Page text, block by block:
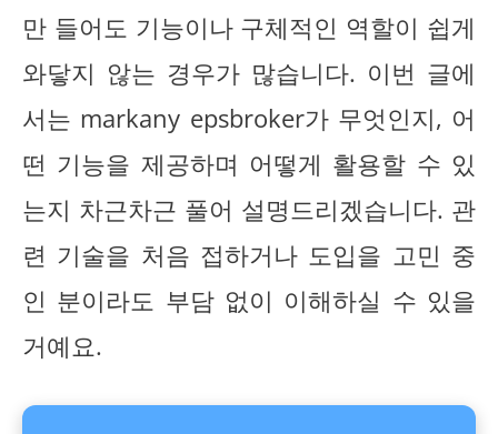
만 들어도 기능이나 구체적인 역할이 쉽게
와닿지 않는 경우가 많습니다. 이번 글에
서는 markany epsbroker가 무엇인지, 어
떤 기능을 제공하며 어떻게 활용할 수 있
는지 차근차근 풀어 설명드리겠습니다. 관
련 기술을 처음 접하거나 도입을 고민 중
인 분이라도 부담 없이 이해하실 수 있을
거예요.